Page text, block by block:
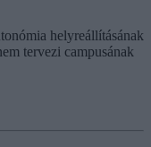
helyreállításának
tervezi campusának